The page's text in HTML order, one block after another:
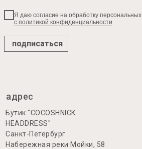
адрес
Бутик "COCOSHNICK
HEADDRESS"
Санкт-Петербург
Набережная реки Мойки, 58
Я даю согласие на обработку
с политикой конфиденциальности
подписаться